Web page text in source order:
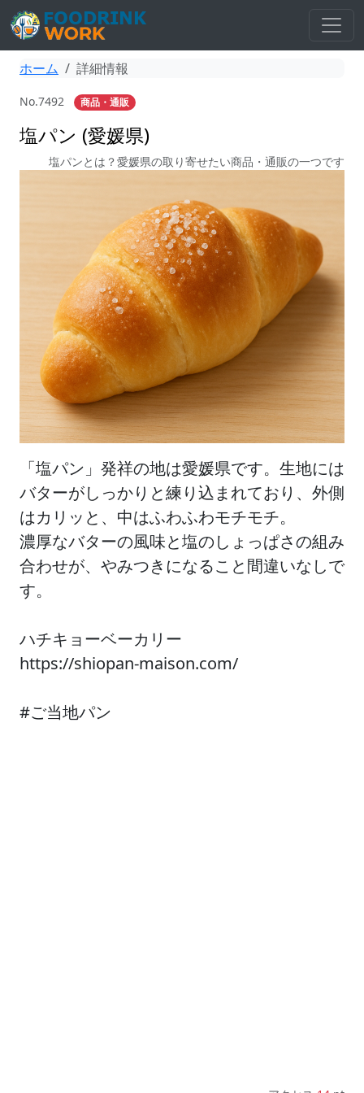
ホーム 詳細情報
No.7492 商品・通販
塩パン (愛媛県)
塩パンとは？愛媛県の取り寄せたい商品・通販の一つです
「塩パン」発祥の地は愛媛県です。生地には
バターがしっかりと練り込まれており、外側
はカリッと、中はふわふわモチモチ。
濃厚なバターの風味と塩のしょっぱさの組み
合わせが、やみつきになること間違いなしで
す。
ハチキョーベーカリー
https://shiopan-maison.com/
#ご当地パン